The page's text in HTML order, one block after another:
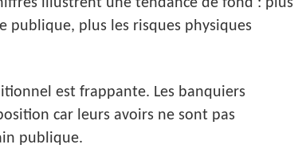
illustrent une tendance de fond : plus
publique, plus les risques physiques
est frappante. Les banquiers
car leurs avoirs ne sont pas
publique.